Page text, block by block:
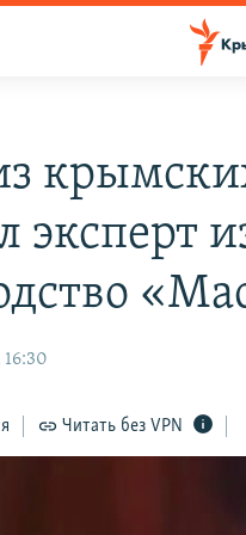
эксперт
16:30
Читать без VPN